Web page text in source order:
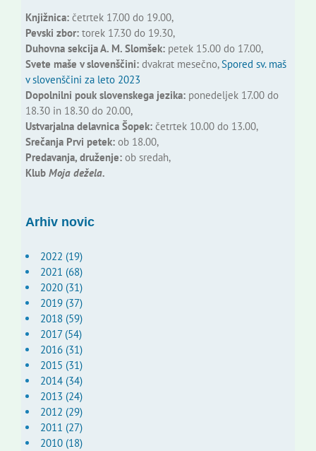
Knjižnica:četrtek 17.00 do 19.00,
Pevski zbor:torek 17.30 do 19.30,
Duhovna sekcija A. M. Slomšek:petek 15.00 do 17.00,
Svete maše v slovenščini:dvakrat mesečno,Spored sv. maš
v slovenščini za leto 2023
Dopolnilni pouk slovenskega jezika:ponedeljek 17.00 do
18.30 in 18.30 do 20.00,
Ustvarjalna delavnica Šopek:četrtek 10.00 do 13.00,
Srečanja Prvi petek:ob 18.00,
Predavanja, druženje:ob sredah,
Klub Moja dežela.
Arhiv novic
2022 (19)
2021 (68)
2020 (31)
2019 (37)
2018 (59)
2017 (54)
2016 (31)
2015 (31)
2014 (34)
2013 (24)
2012 (29)
2011 (27)
2010 (18)